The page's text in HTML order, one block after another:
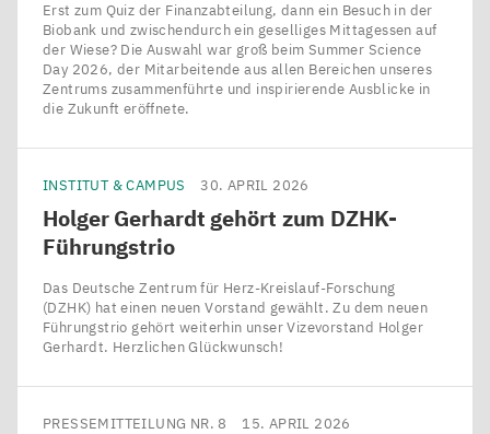
Erst zum Quiz der Finanzabteilung, dann ein Besuch in der
Biobank und zwischendurch ein geselliges Mittagessen auf
der Wiese? Die Auswahl war groß beim Summer Science
Day 2026, der Mitarbeitende aus allen Bereichen unseres
Zentrums zusammenführte und inspirierende Ausblicke in
die Zukunft eröffnete.
INSTITUT & CAMPUS 30. APRIL 2026
Holger Gerhardt gehört zum DZHK-
Führungstrio
Das Deutsche Zentrum für Herz-Kreislauf-Forschung
(DZHK) hat einen neuen Vorstand gewählt. Zu dem neuen
Führungstrio gehört weiterhin unser Vizevorstand Holger
Gerhardt. Herzlichen Glückwunsch!
PRESSEMITTEILUNG NR. 8 15. APRIL 2026